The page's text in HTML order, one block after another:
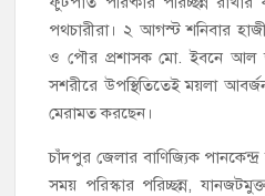
পথচারীরা। ২ আগস্ট শনিবার
ও পৌর প্রশাসক মো. ইবনে আল
সশরীরে উপস্থিতিতেই ময়লা
মেরামত করছেন।
চাঁদপুর জেলার বাণিজ্যিক
সময় পরিস্কার পরিচ্ছন্ন,